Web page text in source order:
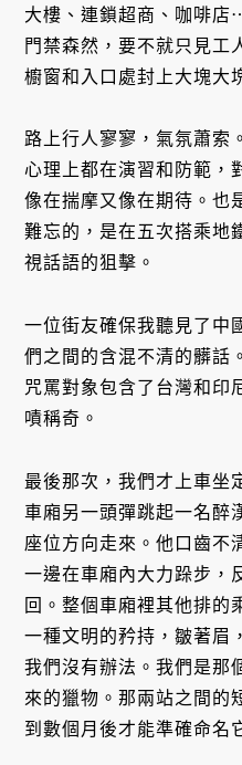
大樓、連鎖超商、咖啡
門禁森然，要不就只見工
櫥窗和入口處封上大塊大
路上行人寥寥，氣氛蕭索
心理上都在演習和防範，
像在揣摩又像在期待。也
難忘的，是在五次搭乘地
視話語的狙擊。
一位街友確保我聽見了中
們之間的含混不清的髒話
咒罵對象包含了台灣和印
嘖稱奇。
最後那次，我們才上車坐
車廂另一頭彈跳起一名醉
座位方向走來。他口齒不
一邊在車廂內大力跺步，
回。整個車廂裡其他排的
一種文明的矜持，皺著眉
我們沒有辦法。我們是那
來的獵物。那兩站之間的
到數個月後才能準確命名